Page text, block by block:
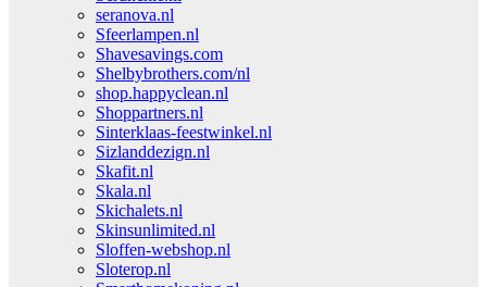
seranova.nl
Sfeerlampen.nl
Shavesavings.com
Shelbybrothers.com/nl
shop.happyclean.nl
Shoppartners.nl
Sinterklaas-feestwinkel.nl
Sizlanddezign.nl
Skafit.nl
Skala.nl
Skichalets.nl
Skinsunlimited.nl
Sloffen-webshop.nl
Sloterop.nl